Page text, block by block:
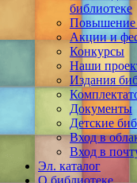
библиотеке
Повышение
Акции и
Конкурсы
Наши
Издания
Документы
Детские
Вход в
Вход в
Эл. каталог
О библиотеке